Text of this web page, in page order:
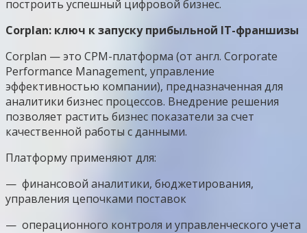
построить успешный цифровой бизнес.
Corplan: ключ к запускуприбыльной IT-франшизы
Corplan — это CPM-платформа (от англ. Corporate
Performance Management, управление
эффективностью компании), предназначенная для
аналитики бизнес процессов. Внедрение решения
позволяет растить бизнес показатели за счет
качественной работы с данными.
Платформу применяют для:
— финансовой аналитики, бюджетирования,
управления цепочками поставок
— операционного контроля и управленческого учета